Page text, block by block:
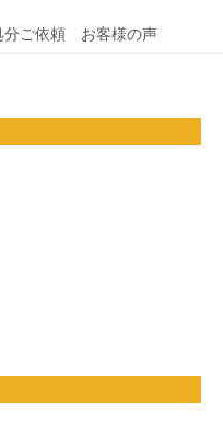
分ご依頼 お客様の声